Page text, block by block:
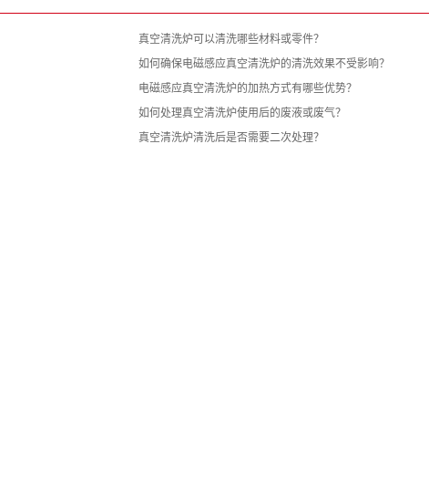
真空清洗炉可以清洗哪些材料或零件？
如何确保电磁感应真空清洗炉的清洗效果不受影响？
电磁感应真空清洗炉的加热方式有哪些优势？
如何处理真空清洗炉使用后的废液或废气？
真空清洗炉清洗后是否需要二次处理？